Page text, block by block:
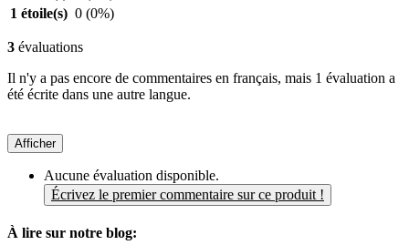
1 étoile(s) 0 (0%)
3 évaluations
Il n'y a pas encore de commentaires en français, mais 1 évaluation a
été écrite dans une autre langue.
Afficher
Aucune évaluation disponible.
Écrivez le premier commentaire sur ce produit !
À lire sur notre blog: